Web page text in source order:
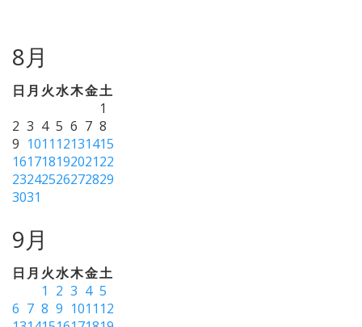
8月
日 月 火水木金土
1
2 3 4 5 6 7 8
9 1011 12131415
16171819202122
23242526272829
3031
9月
日 月 火水木金土
1 2 3 4 5
6 7 8 9 1011 12